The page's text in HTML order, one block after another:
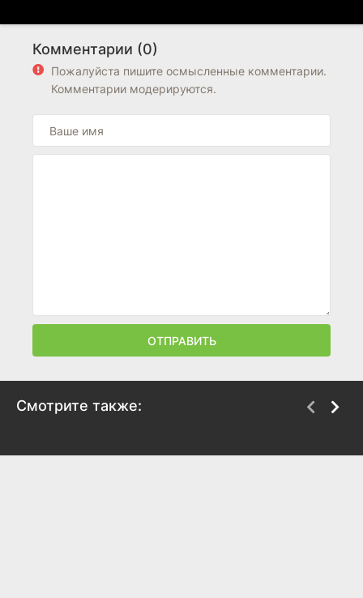
Комментарии (0)
Пожалуйста пишите осмысленные комментарии.
Комментарии модерируются.
ОТПРАВИТЬ
Смотрите также: